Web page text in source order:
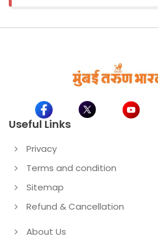
Useful Links
Privacy
Terms and condition
Sitemap
Refund & Cancellation
About Us